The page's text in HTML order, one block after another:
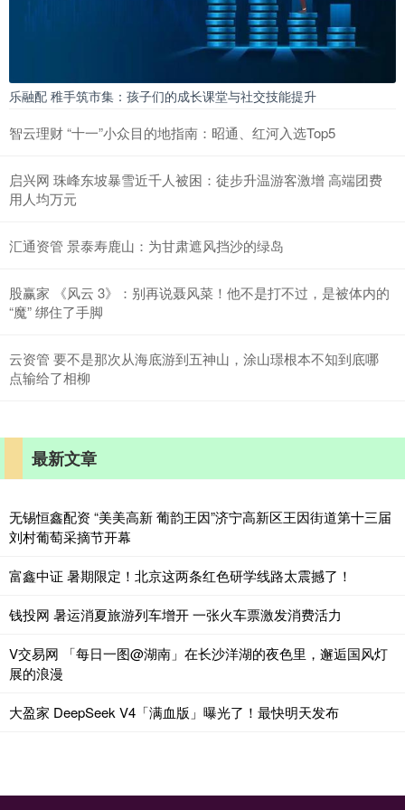
乐融配 稚手筑市集：孩子们的成长课堂与社交技能提升
智云理财 “十一”小众目的地指南：昭通、红河入选Top5
启兴网 珠峰东坡暴雪近千人被困：徒步升温游客激增 高端团费
用人均万元
汇通资管 景泰寿鹿山：为甘肃遮风挡沙的绿岛
股赢家 《风云 3》：别再说聂风菜！他不是打不过，是被体内的
“魔” 绑住了手脚
云资管 要不是那次从海底游到五神山，涂山璟根本不知到底哪
点输给了相柳
最新文章
无锡恒鑫配资 “美美高新 葡韵王因”济宁高新区王因街道第十三届
刘村葡萄采摘节开幕
富鑫中证 暑期限定！北京这两条红色研学线路太震撼了！
钱投网 暑运消夏旅游列车增开 一张火车票激发消费活力
V交易网 「每日一图@湖南」在长沙洋湖的夜色里，邂逅国风灯
展的浪漫
大盈家 DeepSeek V4「满血版」曝光了！最快明天发布